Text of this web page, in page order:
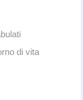
di vita